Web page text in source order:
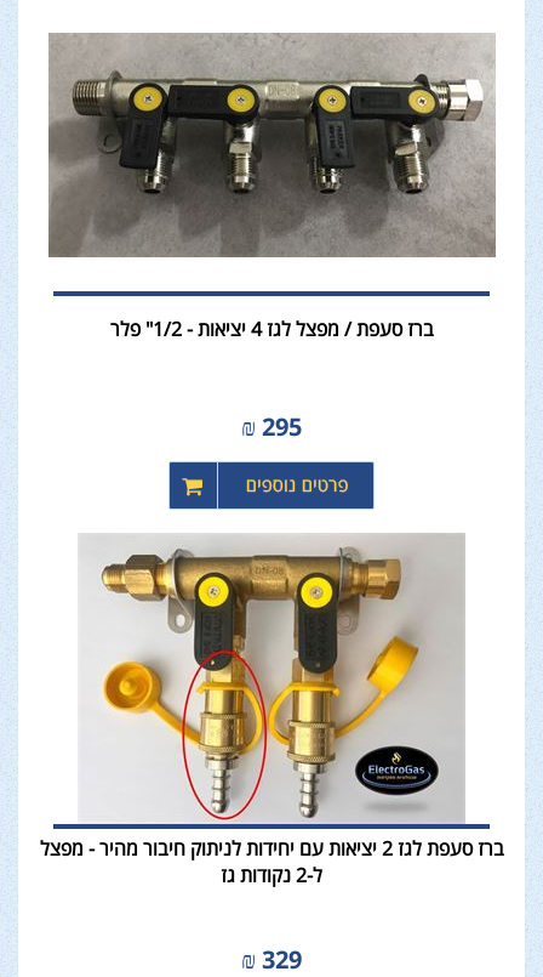
ברז סעפת / מפצל לגז 4 יציאות - 1/2" פלר
295
₪
ברז סעפת לגז 2 יציאות עם יחידות לניתוק חיבור מהיר - מפצל
ל-2 נקודות גז
329
₪